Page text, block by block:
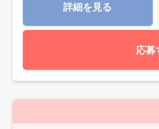
詳細を見る
応募